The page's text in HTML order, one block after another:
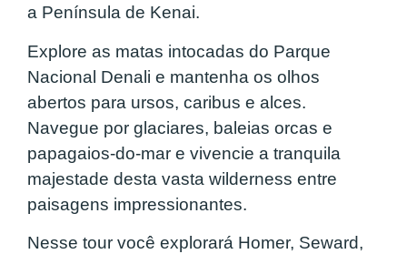
a Península de Kenai.
Explore as matas intocadas do Parque
Nacional Denali e mantenha os olhos
abertos para ursos, caribus e alces.
Navegue por glaciares, baleias orcas e
papagaios-do-mar e vivencie a tranquila
majestade desta vasta wilderness entre
paisagens impressionantes.
Nesse tour você explorará Homer, Seward,